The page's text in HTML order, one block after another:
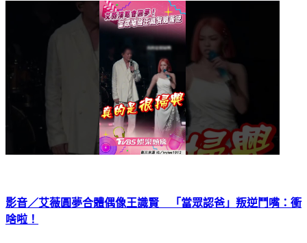
影音／艾薇圓夢合體偶像王識賢 「當眾認爸」叛逆鬥嘴：衝
啥啦！